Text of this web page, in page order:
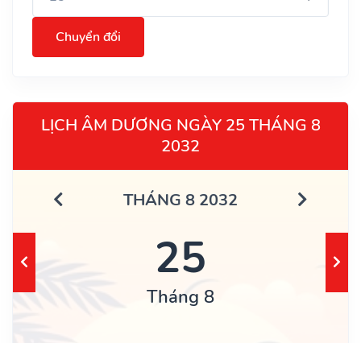
Chuyển đổi
LỊCH ÂM DƯƠNG NGÀY 25 THÁNG 8
2032
THÁNG 8 2032
25
Tháng 8